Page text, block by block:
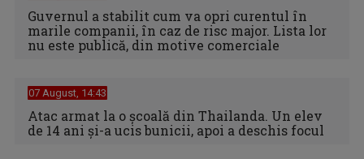
Guvernul a stabilit cum va opri curentul în
marile companii, în caz de risc major. Lista lor
nu este publică, din motive comerciale
07 August, 14:43
Atac armat la o școală din Thailanda. Un elev
de 14 ani și-a ucis bunicii, apoi a deschis focul